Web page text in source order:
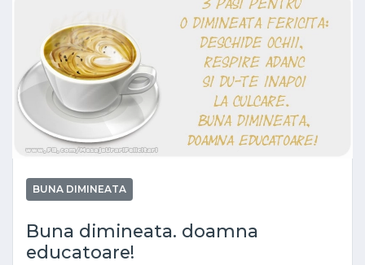
BUNA DIMINEATA
Buna dimineata. doamna
educatoare!